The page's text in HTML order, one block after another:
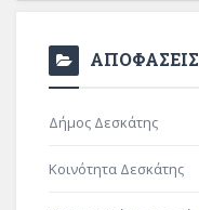
ΑΠΟΦΑΣΕΙΣ
Δήμος Δεσκάτης
Κοινότητα Δεσκάτης